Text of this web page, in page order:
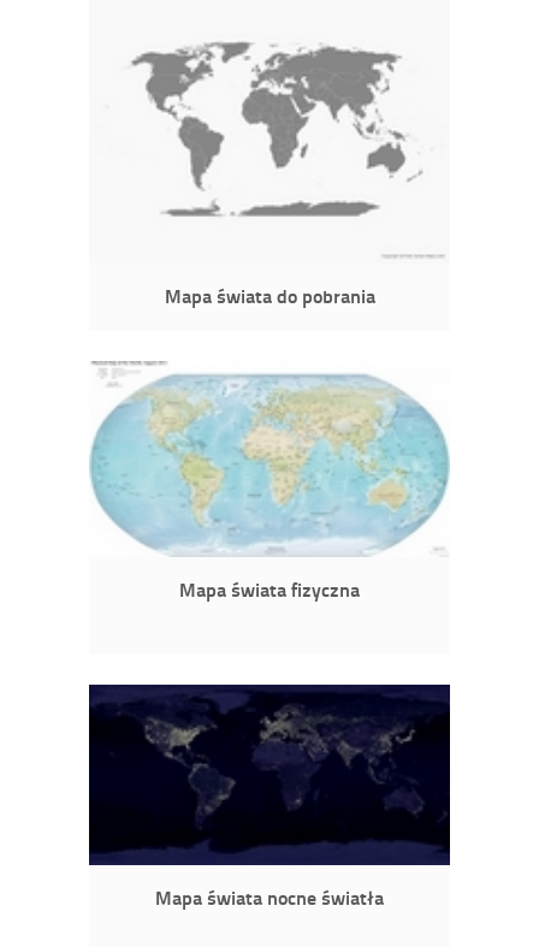
Mapa świata do pobrania
Mapa świata fizyczna
Mapa świata nocne światła